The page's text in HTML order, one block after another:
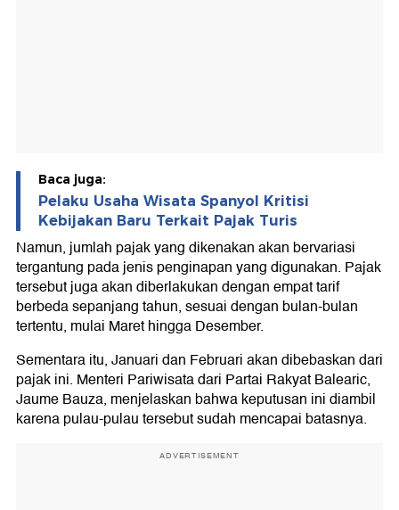
Baca juga:
Pelaku Usaha Wisata Spanyol Kritisi
Kebijakan Baru Terkait Pajak Turis
Namun, jumlah pajak yang dikenakan akan bervariasi
tergantung pada jenis penginapan yang digunakan. Pajak
tersebut juga akan diberlakukan dengan empat tarif
berbeda sepanjang tahun, sesuai dengan bulan-bulan
tertentu, mulai Maret hingga Desember.
Sementara itu, Januari dan Februari akan dibebaskan dari
pajak ini. Menteri Pariwisata dari Partai Rakyat Balearic,
Jaume Bauza, menjelaskan bahwa keputusan ini diambil
karena pulau-pulau tersebut sudah mencapai batasnya.
ADVERTISEMENT